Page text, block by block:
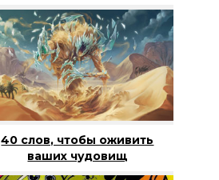
40 слов, чтобы оживить
ваших чудовищ